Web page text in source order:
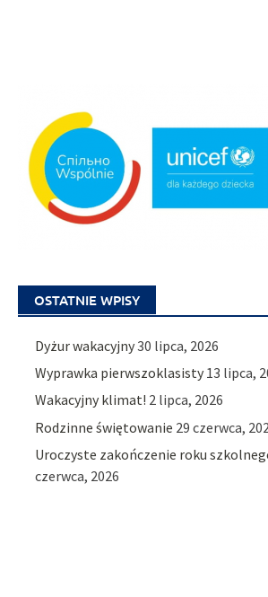
OSTATNIE WPISY
Dyżur wakacyjny30 lipca, 2026
Wyprawka pierwszoklasisty 13 lipca,
Wakacyjny klimat! 2 lipca, 2026
Rodzinne świętowanie 29 czerwca,
Uroczyste zakończenie roku
czerwca, 2026